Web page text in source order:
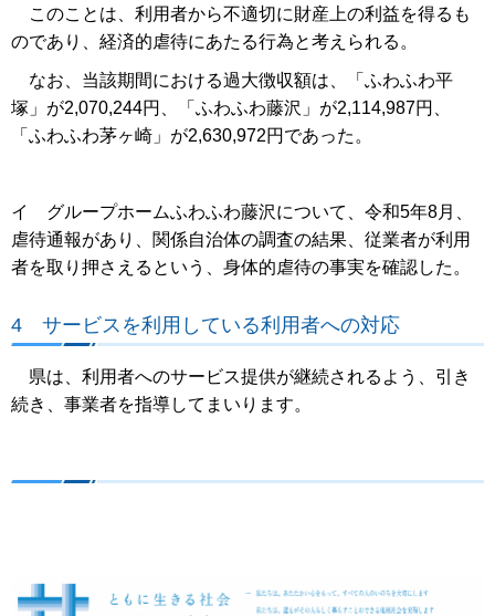
このことは、利用者から不適切に財産上の利益を得るも
のであり、経済的虐待にあたる行為と考えられる。
なお、当該期間における過大徴収額は、「ふわふわ平
塚」が2,070,244円、「ふわふわ藤沢」が2,114,987円、
「ふわふわ茅ヶ崎」が2,630,972円であった。
イ グループホームふわふわ藤沢について、令和5年8月、
虐待通報があり、関係自治体の調査の結果、従業者が利用
者を取り押さえるという、身体的虐待の事実を確認した。
4 サービスを利用している利用者への対応
県は、利用者へのサービス提供が継続されるよう、引き
続き、事業者を指導してまいります。